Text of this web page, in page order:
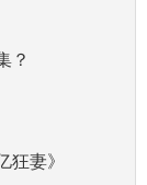
？
妻》